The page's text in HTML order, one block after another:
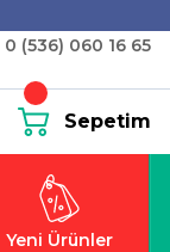
0 (536) 060 16 65
Sepetim
Yeni Ürünler